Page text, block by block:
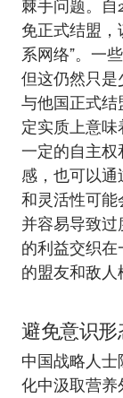
棘手问题。
免正式结盟，
系网络”。一
但这仍然只是
与他国正式
定实质上意
一定的自主
感，也可以
和灵活性可能
并容易导致
的利益交织
的盟友和敌人
避免意识形
中国战略人
化中汲取营